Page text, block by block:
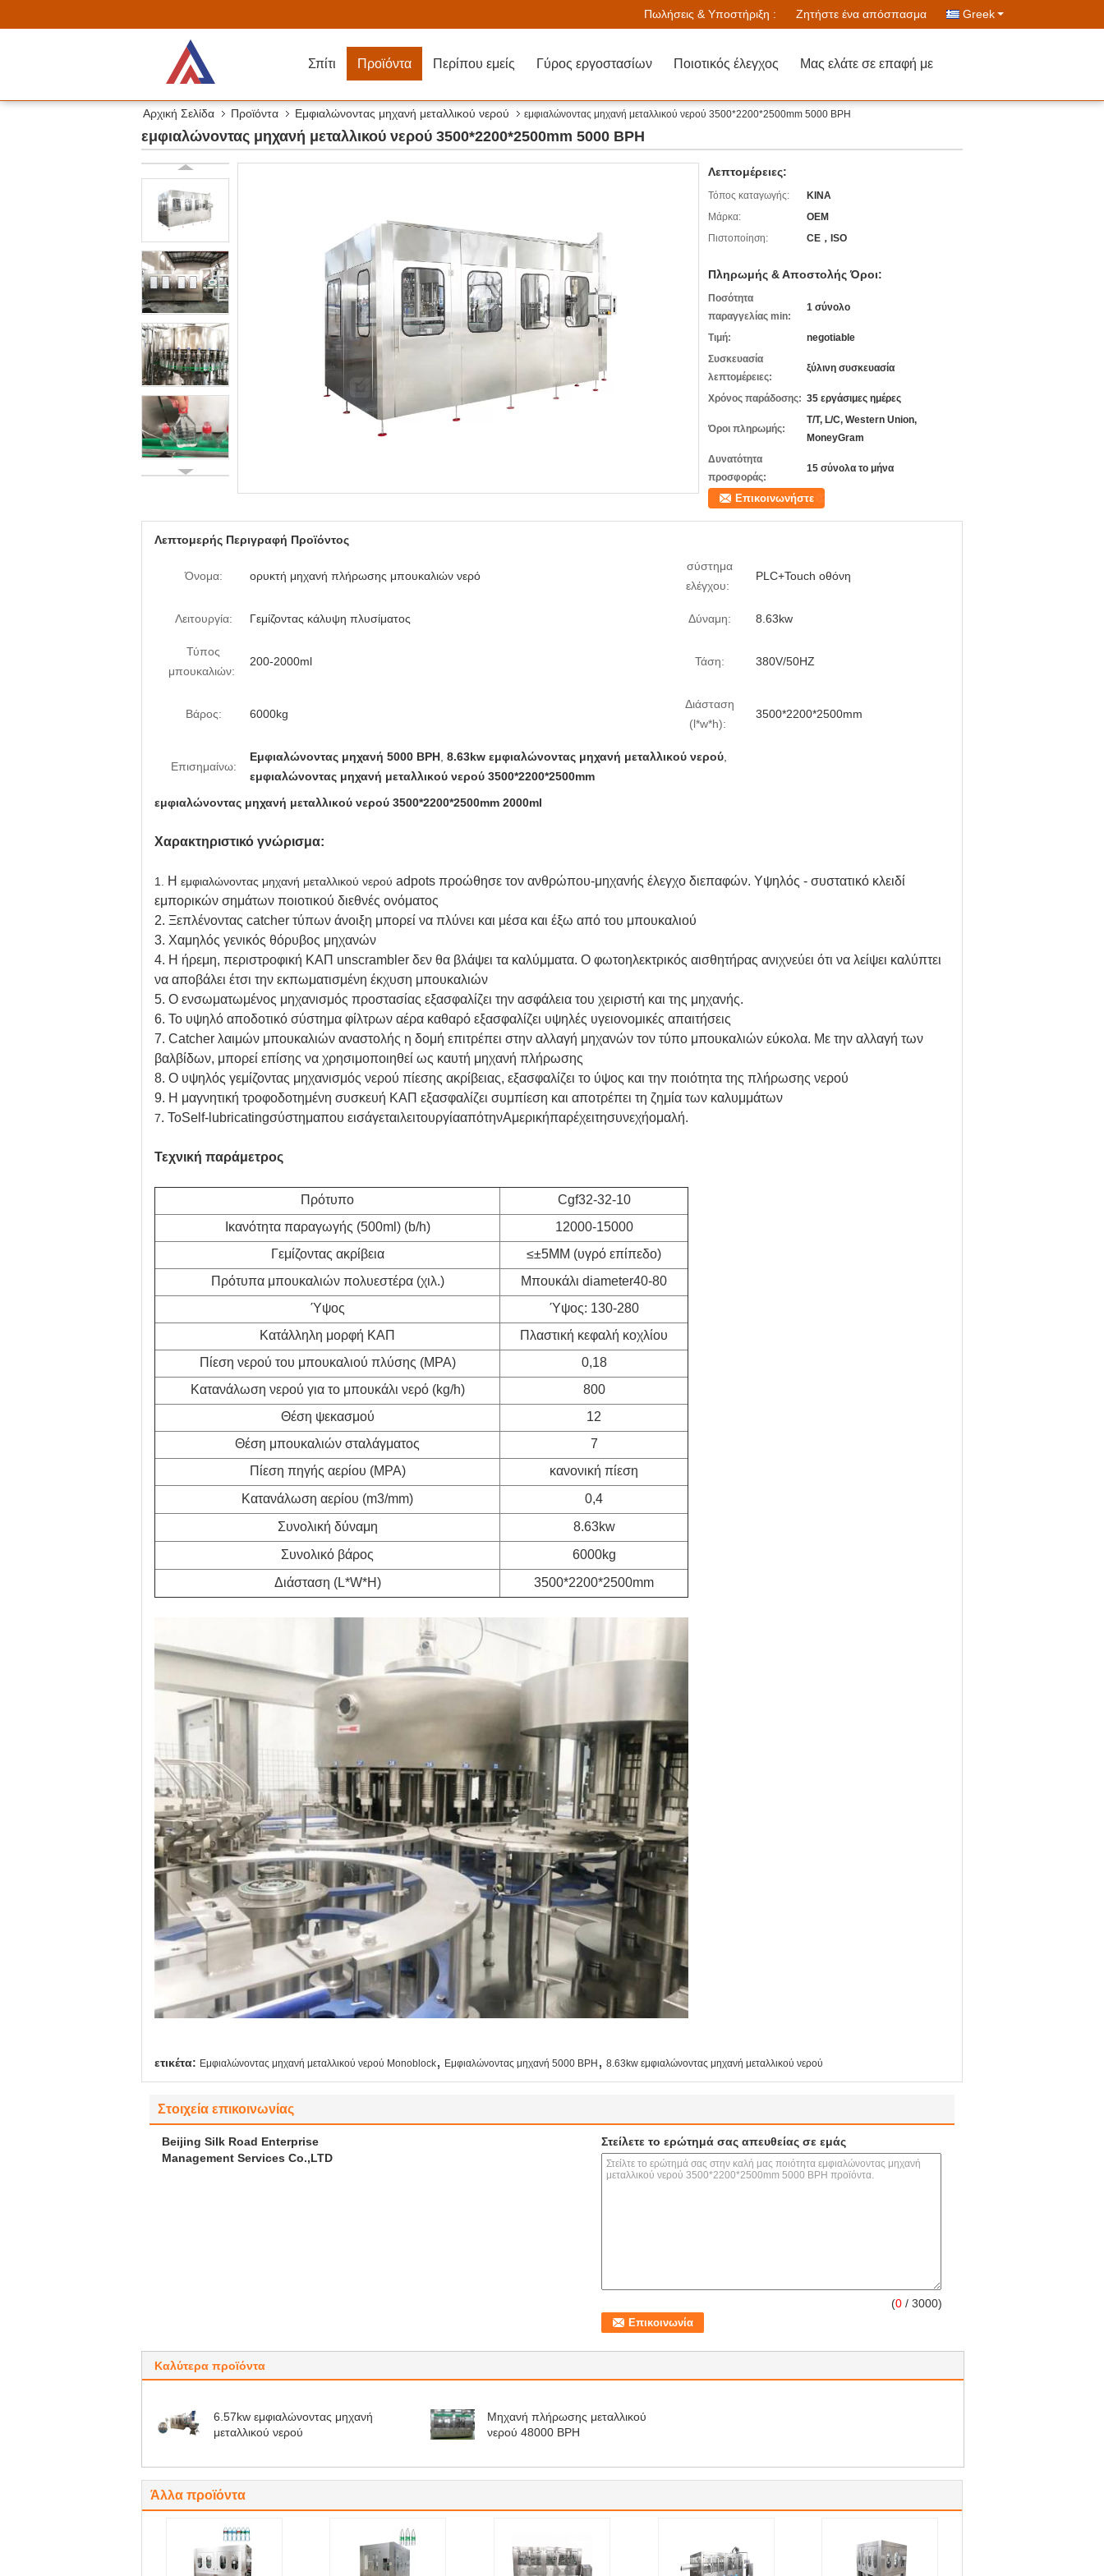
Πωλήσεις & Υποστήριξη : Ζητήστε ένα απόσπασμα Greek
Σπίτι Προϊόντα Περίπου εμείς Γύρος εργοστασίων Ποιοτικός έλεγχος Μας ελάτε σε επαφή με
Αρχική Σελίδα Προϊόντα Εμφιαλώνοντας μηχανή μεταλλικού νερού εμφιαλώνοντας μηχανή μεταλλικού νερού 3500*2200*2500mm 5000 BPH
εμφιαλώνοντας μηχανή μεταλλικού νερού 3500*2200*2500mm 5000 BPH
Λεπτομέρειες:
Τόπος καταγωγής:
ΚΙΝΑ
Μάρκα:
OEM
Πιστοποίηση:
CE，ISO
Πληρωμής & Αποστολής Όροι:
Ποσότητα
παραγγελίας min:
1 σύνολο
Τιμή:
negotiable
Συσκευασία
λεπτομέρειες:
ξύλινη συσκευασία
Χρόνος παράδοσης: 35 εργάσιμες ημέρες
Όροι πληρωμής:
T/T, L/C, Western Union,
MoneyGram
Δυνατότητα
προσφοράς:
15 σύνολα το μήνα
Επικοινωνήστε
Λεπτομερής Περιγραφή Προϊόντος
Όνομα: ορυκτή μηχανή πλήρωσης μπουκαλιών νερό
σύστημα
ελέγχου:
PLC+Touch οθόνη
Λειτουργία: Γεμίζοντας κάλυψη πλυσίματος Δύναμη: 8.63kw
Τύπος
μπουκαλιών:
200-2000ml Τάση: 380V/50HZ
Βάρος: 6000kg
Διάσταση
(l*w*h):
3500*2200*2500mm
Επισημαίνω:
Εμφιαλώνοντας μηχανή 5000 BPH 8.63kw εμφιαλώνοντας μηχανή μεταλλικού νερού
εμφιαλώνοντας μηχανή μεταλλικού νερού 3500*2200*2500mm
εμφιαλώνοντας μηχανή μεταλλικού νερού 3500*2200*2500mm 2000ml
Χαρακτηριστικό γνώρισμα:
1. Η εμφιαλώνοντας μηχανή μεταλλικού νερού adpots προώθησε τον ανθρώπου-μηχανής έλεγχο διεπαφών. Υψηλός - συστατικό κλειδί
εμπορικών σημάτων ποιοτικού διεθνές ονόματος
2. Ξεπλένοντας catcher τύπων άνοιξη μπορεί να πλύνει και μέσα και έξω από του μπουκαλιού
3. Χαμηλός γενικός θόρυβος μηχανών
4. Η ήρεμη, περιστροφική ΚΑΠ unscrambler δεν θα βλάψει τα καλύμματα. Ο φωτοηλεκτρικός αισθητήρας ανιχνεύει ότι να λείψει καλύπτει
να αποβάλει έτσι την εκπωματισμένη έκχυση μπουκαλιών
5. Ο ενσωματωμένος μηχανισμός προστασίας εξασφαλίζει την ασφάλεια του χειριστή και της μηχανής.
6. Το υψηλό αποδοτικό σύστημα φίλτρων αέρα καθαρό εξασφαλίζει υψηλές υγειονομικές απαιτήσεις
7. Catcher λαιμών μπουκαλιών αναστολής η δομή επιτρέπει στην αλλαγή μηχανών τον τύπο μπουκαλιών εύκολα. Με την αλλαγή των
βαλβίδων, μπορεί επίσης να χρησιμοποιηθεί ως καυτή μηχανή πλήρωσης
8. Ο υψηλός γεμίζοντας μηχανισμός νερού πίεσης ακρίβειας, εξασφαλίζει το ύψος και την ποιότητα της πλήρωσης νερού
9. Η μαγνητική τροφοδοτημένη συσκευή ΚΑΠ εξασφαλίζει συμπίεση και αποτρέπει τη ζημία των καλυμμάτων
7. ΤοSelf-lubricatingσύστημαπου εισάγεταιλειτουργίααπότηνΑμερικήπαρέχειτησυνεχήομαλή.
Τεχνική παράμετρος
Πρότυπο
Cgf32-32-10
Ικανότητα παραγωγής (500ml) (b/h)
12000-15000
Γεμίζοντας ακρίβεια
≤±5MM (υγρό επίπεδο)
Πρότυπα μπουκαλιών πολυεστέρα (χιλ.)
Μπουκάλι diameter40-80
Ύψος
Ύψος: 130-280
Κατάλληλη μορφή ΚΑΠ
Πλαστική κεφαλή κοχλίου
Πίεση νερού του μπουκαλιού πλύσης (MPA)
0,18
Κατανάλωση νερού για το μπουκάλι νερό (kg/h)
800
Θέση ψεκασμού
12
Θέση μπουκαλιών σταλάγματος
7
Πίεση πηγής αερίου (MPA)
κανονική πίεση
Κατανάλωση αερίου (m3/mm)
0,4
Συνολική δύναμη
8.63kw
Συνολικό βάρος
6000kg
Διάσταση (L*W*H)
3500*2200*2500mm
ετικέτα: Εμφιαλώνοντας μηχανή μεταλλικού νερού Monoblock Εμφιαλώνοντας μηχανή 5000 BPH 8.63kw εμφιαλώνοντας μηχανή μεταλλικού νερού
Στοιχεία επικοινωνίας
Beijing Silk Road Enterprise
Management Services Co.,LTD
Στείλετε το ερώτημά σας απευθείας σε εμάς
(0 / 3000)
Καλύτερα προϊόντα
6.57kw εμφιαλώνοντας μηχανή
μεταλλικού νερού
Μηχανή πλήρωσης μεταλλικού
νερού 48000 BPH
Άλλα προϊόντα